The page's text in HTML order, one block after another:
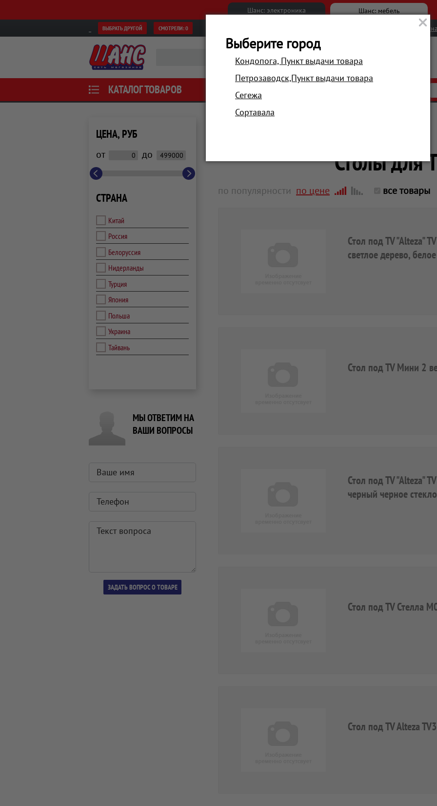
Шанс: электроника Шанс: мебель
ВЫБРАТЬ ДРУГОЙ СМОТРЕЛИ:0
КАТАЛОГ ТОВАРОВ АКЦИИ
ЦЕНА, РУБ
от до
СТРАНА
Китай
Россия
Белоруссия
Нидерланды
Турция
Япония
Польша
Украина
Тайвань
МЫ ОТВЕТИМ НА
ВАШИ ВОПРОСЫ
Столы для
по популярности по цене все товары
Стол под TV "Alteza"
светлое дерево,
Стол под TV Мини 2
Стол под TV "Alteza"
черный черное стекло
Стол под TV Стелла
Стол под TV Alteza
Выберите город
Кондопога, Пункт выдачи товара
Петрозаводск,Пункт выдачи товара
Сегежа
Сортавала